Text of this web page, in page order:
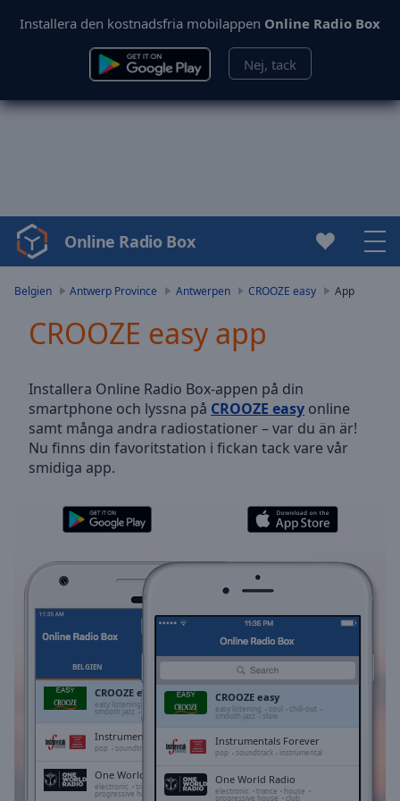
Installera den kostnadsfria mobilappen Online Radio Box
Nej, tack
Video
Player
Play
Video
Skip
Backward
Skip
Forward
Mute
Current
Duration-:-
0.00%
Stream
TypeLIVE
LIVE
Remaining
Online Radio Box
Belgien Antwerp Province Antwerpen CROOZE easy App
CROOZE easy app
Installera Online Radio Box-appen på din
smartphone och lyssna på CROOZE easy online
samt många andra radiostationer – var du än är!
Nu finns din favoritstation i fickan tack vare vår
smidiga app.
BELGIEN
CROOZE easy
easy listening chill-out
smooth jazz
Instrumentals Forever
pop soundtrack instrumental
One World Radio
electronic trance house
progressive house club
CROOZE easy
easy listening soul chill-out
smooth jazz slow
Instrumentals Forever
pop soundtrack instrumental
One World Radio
electronic trance house
progressive house club